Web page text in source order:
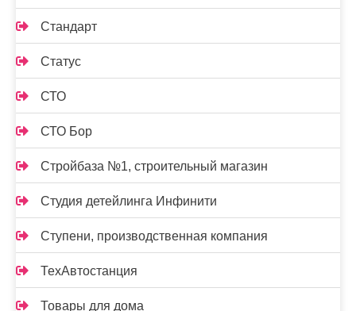
Стандарт
Статус
СТО
СТО Бор
Стройбаза №1, строительный магазин
Студия детейлинга Инфинити
Ступени, производственная компания
ТехАвтостанция
Товары для дома